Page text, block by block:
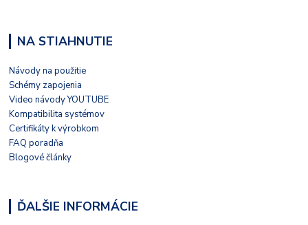
NA STIAHNUTIE
Návody na použitie
Schémy zapojenia
Video návody YOUTUBE
Kompatibilita systémov
Certifikáty k výrobkom
FAQ poradňa
Blogové články
ĎALŠIE INFORMÁCIE